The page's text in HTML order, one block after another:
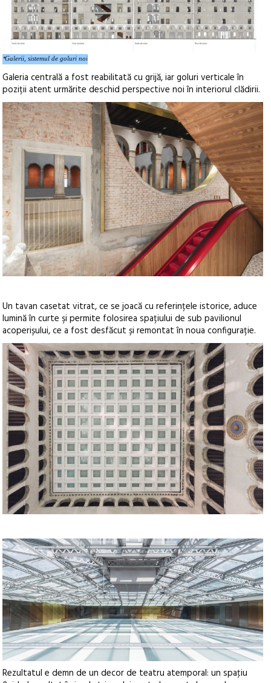
*Galerii, sistemul de goluri noi
Galeria centrală a fost reabilitată cu grijă, iar goluri verticale în
poziții atent urmărite deschid perspective noi în interiorul clădirii.
Un tavan casetat vitrat, ce se joacă cu referințele istorice, aduce
lumină în curte şi permite folosirea spațiului de sub pavilionul
acoperișului, ce a fost desfăcut și remontat în noua configurație.
Rezultatul e demn de un decor de teatru atemporal: un spaţiu